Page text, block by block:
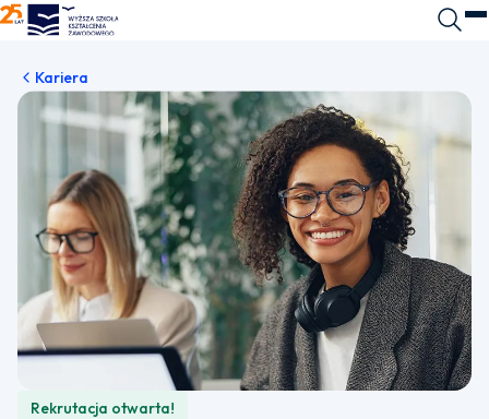
WSKZ - strona główna
Kariera
Rekrutacja otwarta!